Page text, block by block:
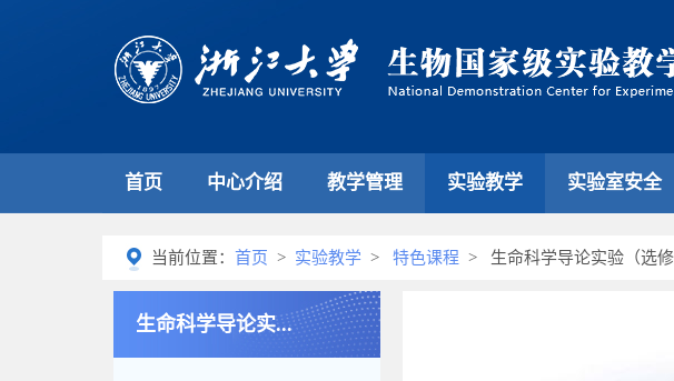
首页 中心介绍 教学管理 实验教学 实验室安全
当前位置： 首页 > 实验教学 > 特色课程 > 生命科学导论实验（选修
生命科学导论实...